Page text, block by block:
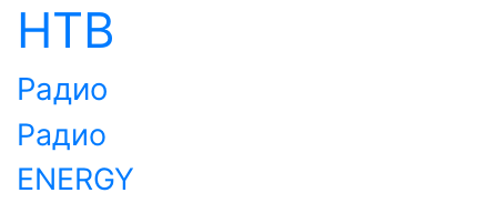
НТВ
Радио
Радио
ENERGY